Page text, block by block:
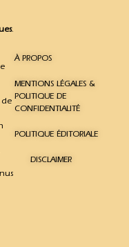
.
À PROPOS
MENTIONS LÉGALES &
POLITIQUE DE
CONFIDENTIALITÉ
POLITIQUE ÉDITORIALE
DISCLAIMER